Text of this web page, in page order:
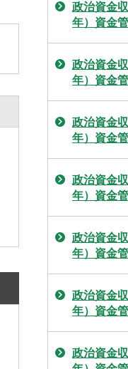
政治資金
年）資金
政治資金
年）資金
政治資金
年）資金
政治資金
年）資金
政治資金
年）資金
政治資金
年）資金
政治資金